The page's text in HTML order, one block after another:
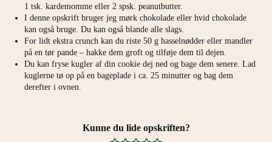
1 tsk. kardemomme eller 2 spsk. peanutbutter.
I denne opskrift bruger jeg mørk chokolade eller hvid chokolade
kan også bruge. Du kan også blande alle slags.
For lidt ekstra crunch kan du riste 50 g hasselnødder eller mandler
på en tør pande – hakke dem groft og tilføje dem til dejen.
Du kan fryse kugler af din cookie dej ned og bage dem senere. Lad
kuglerne tø op på en bageplade i ca. 25 minutter og bag dem
derefter i ovnen.
Kunne du lide opskriften?